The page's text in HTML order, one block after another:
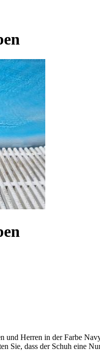
und Herren in der Farbe
Sie, dass der Schuh eine